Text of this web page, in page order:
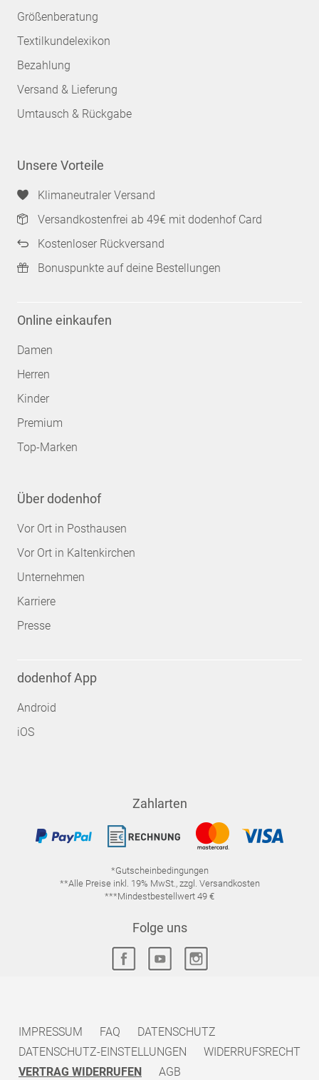
Größenberatung
Textilkundelexikon
Bezahlung
Versand & Lieferung
Umtausch & Rückgabe
Unsere Vorteile
Klimaneutraler Versand
Versandkostenfrei ab 49€ mit dodenhof Card
Kostenloser Rückversand
Bonuspunkte auf deine Bestellungen
Online einkaufen
Damen
Herren
Kinder
Premium
Top-Marken
Über dodenhof
Vor Ort in Posthausen
Vor Ort in Kaltenkirchen
Unternehmen
Karriere
Presse
dodenhof App
Android
iOS
Zahlarten
*Gutscheinbedingungen
**Alle Preise inkl. 19% MwSt., zzgl. Versandkosten
***Mindestbestellwert 49 €
Folge uns
IMPRESSUM FAQ
DATENSCHUTZ
DATENSCHUTZ-EINSTELLUNGEN
WIDERRUFSRECHT
VERTRAG WIDERRUFEN
AGB